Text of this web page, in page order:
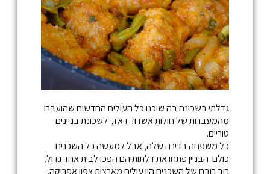
גדלתי בשכונה בה שוכנו כל העולים החדשים שהועברו
מהמעברות של חולות אשדוד דאז, לשכונת בניינים
טוריים.
כל משפחה בדירה שלה, אבל למעשה כל השכנים
כולם הבניין פתחו את דלתותיהם הפכו לבית אחד גדול.
רוב רובם של השכנים היו עולים מארצות צפון אפריקה,